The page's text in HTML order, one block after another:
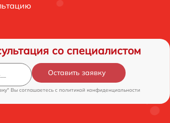
со специалистом
Оставить заявку
Вы соглашаетесь c политикой конфиденциальности